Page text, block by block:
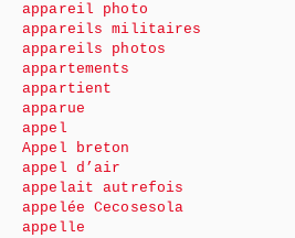
appareil photo
appareils militaires
appareils photos
appartements
appartient
apparue
appel
Appel breton
appel d’air
appelait autrefois
appelée Cecosesola
appelle